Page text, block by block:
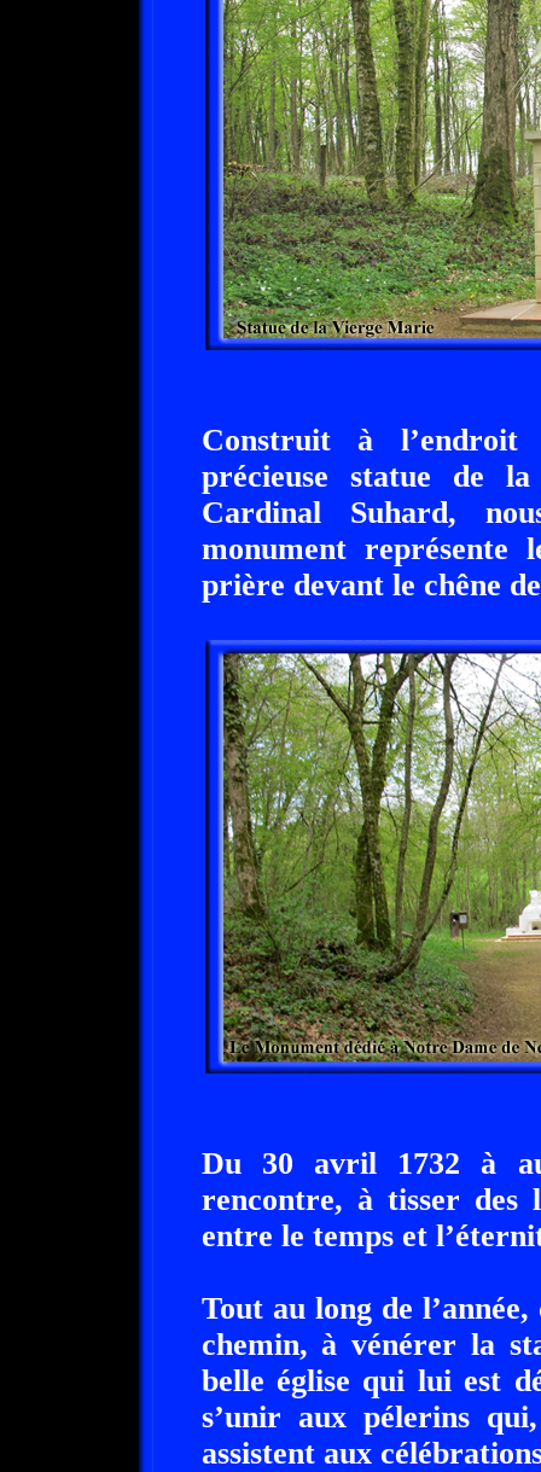
Construit à
précieuse statue de
Cardinal Suhard,
monument représente
prière devant le chêne
Du 30 avril 1732 à
rencontre, à tisser des
entre le temps et
Tout au long de
chemin, à vénérer la
belle église qui lui est
s’unir aux pélerins
assistent aux